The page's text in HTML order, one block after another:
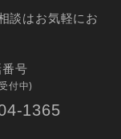
談はお気軽にお
号
付中)
1365